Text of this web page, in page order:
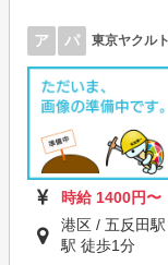
ア パ 東京ヤクル
時給 1400円〜
港区 / 五反田
駅 徒歩1分